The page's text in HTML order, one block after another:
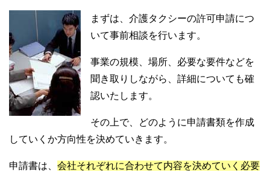
まずは、介護タクシーの許可申請につ
いて事前相談を行います。
事業の規模、場所、必要な要件などを
聞き取りしながら、詳細についても確
認いたします。
その上で、どのように申請書類を作成
していくか方向性を決めていきます。
申請書は、 会社それぞれに合わせて内容を決めていく必要